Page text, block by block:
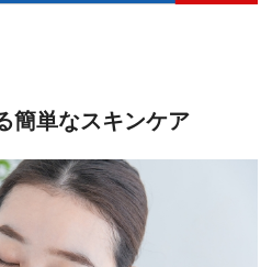
簡単なスキンケア